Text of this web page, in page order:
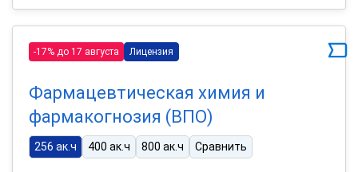
-17% до 17 августа Лицензия
Фармацевтическая химия и
фармакогнозия (ВПО)
256 ак.ч 400 ак.ч 800 ак.ч Сравнить